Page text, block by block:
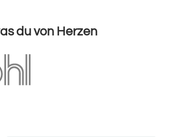
du von Herzen